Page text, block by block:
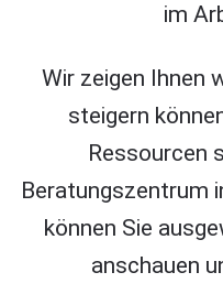
im
Wir zeigen Ihnen
steigern
Ressourcen
Beratungszentrum
können Sie
anschauen